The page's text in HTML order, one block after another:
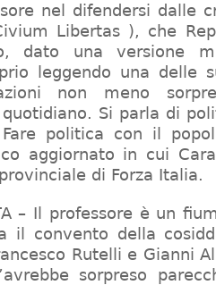
nel difendersi dalle
Libertas ), che
dato una versione
leggendo una delle
non meno
Si parla di
politica con il
aggiornato in cui
di Forza Italia.
– Il professore è un
il convento della
Rutelli e Gianni
sorpreso